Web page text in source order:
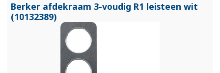
Berker afdekraam 3-voudig R1 leisteen wit
(10132389)